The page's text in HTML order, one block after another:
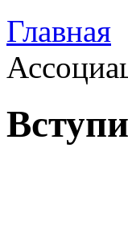
Главная